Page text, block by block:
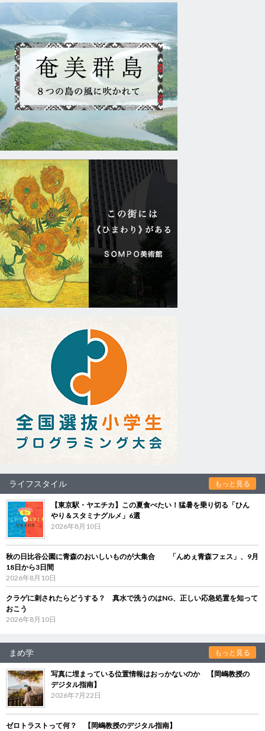
ライフスタイル もっと見る
【東京駅・ヤエチカ】この夏食べたい！猛暑を乗り切る「ひん
やり＆スタミナグルメ」6選
2026年8月10日
秋の日比谷公園に青森のおいしいものが大集合 「んめぇ青森フェス」、9月
18日から3日間
2026年8月10日
クラゲに刺されたらどうする？ 真水で洗うのはNG、正しい応急処置を知って
おこう
2026年8月10日
まめ学 もっと見る
写真に埋まっている位置情報はおっかないのか 【岡嶋教授の
デジタル指南】
2026年7月22日
ゼロトラストって何？ 【岡嶋教授のデジタル指南】